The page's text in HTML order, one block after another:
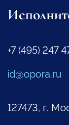
+7 (495) 247
id@opora.ru
127473, г.